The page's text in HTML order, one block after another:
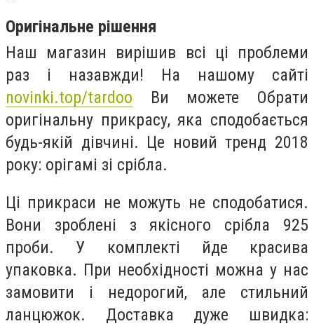
Оригінальне рішення
Наш магазин вирішив всі ці проблеми
раз і назавжди! На нашому сайті
novinki.top/tardoo Ви можете Обрати
оригінальну прикрасу, яка сподобається
будь-якій дівчині. Це новий тренд 2018
року: орігамі зі срібла.
Ці прикраси не можуть не сподобатися.
Вони зроблені з якісного срібла 925
проби. У комплекті йде красива
упаковка. При необхідності можна у нас
замовити і недорогий, але стильний
ланцюжок. Доставка дуже швидка: